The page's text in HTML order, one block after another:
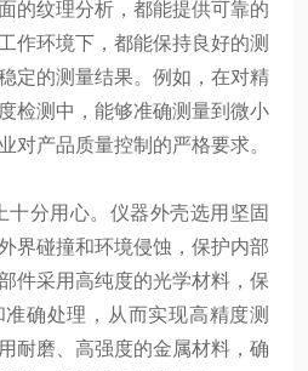
的纹理分析，都能提供可靠的
作环境下，都能保持良好的测
定的测量结果。例如，在对精
检测中，能够准确测量到微小
对产品质量控制的严格要求。
十分用心。仪器外壳选用坚固
界碰撞和环境侵蚀，保护内部
件采用高纯度的光学材料，保
确处理，从而实现高精度测
耐磨、高强度的金属材料，确